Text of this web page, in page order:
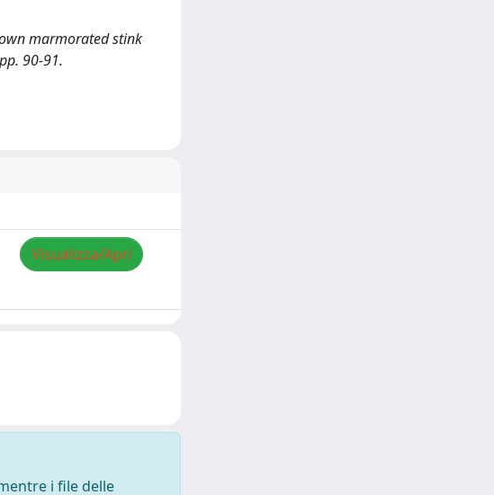
marmorated stink
90-91.
Visualizza/Apri
i file delle